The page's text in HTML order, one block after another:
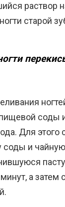
раствор
старой
соды
Для этого
соды и
а затем